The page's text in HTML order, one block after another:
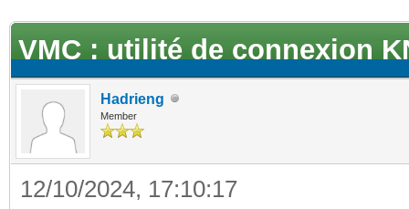
VMC : utilité de connexion
Hadrieng
Member
12/10/2024, 17:10:17